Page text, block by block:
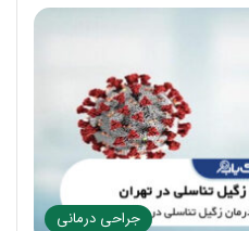
جراحی درمانی